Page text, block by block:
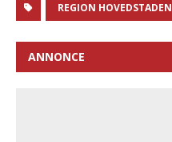
REGION HOVEDSTADEN
ANNONCE